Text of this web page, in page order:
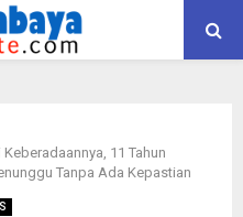
11 Tahun
Tanpa Ada Kepastian